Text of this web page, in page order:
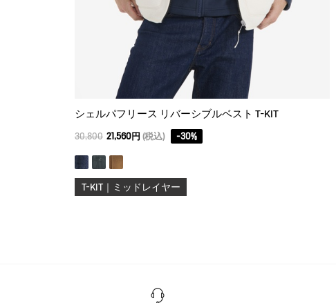
シェルパフリース リバーシブルベスト T-KIT
30,800 21,560円 (税込) -30%
T-KIT｜ミッドレイヤー